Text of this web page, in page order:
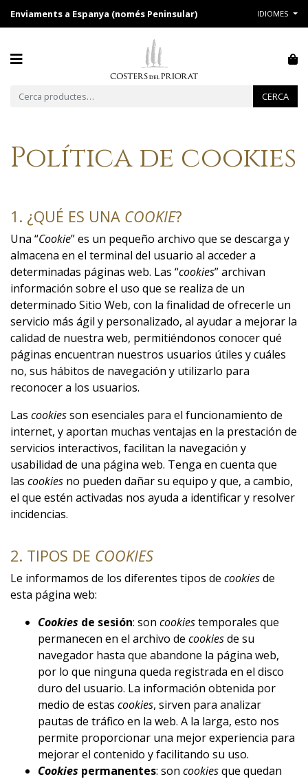
IDIOMES
Enviaments a Espanya (només Peninsular)
Cerca: CERCA
Política de cookies
1. ¿QUÉ ES UNA COOKIE?
Una “Cookie” es un pequeño archivo que se descarga y
almacena en el terminal del usuario al acceder a
determinadas páginas web. Las “cookies” archivan
información sobre el uso que se realiza de un
determinado Sitio Web, con la finalidad de ofrecerle un
servicio más ágil y personalizado, al ayudar a mejorar la
calidad de nuestra web, permitiéndonos conocer qué
páginas encuentran nuestros usuarios útiles y cuáles
no, sus hábitos de navegación y utilizarlo para
reconocer a los usuarios.
Las cookiesson esenciales para el funcionamiento de
internet, y aportan muchas ventajas en la prestación de
servicios interactivos, facilitan la navegación y
usabilidad de una página web. Tenga en cuenta que
las cookies no pueden dañar su equipo y que, a cambio,
el que estén activadas nos ayuda a identificar y resolver
incidencias.
2. TIPOS DE COOKIES
Le informamos de los diferentes tipos de cookiesde
esta página web:
Cookies de sesión: son cookiestemporales que
permanecen en el archivo de cookiesde su
navegador hasta que abandone la página web,
por lo que ninguna queda registrada en el disco
duro del usuario. La información obtenida por
medio de estas cookies, sirven para analizar
pautas de tráfico en la web. A la larga, esto nos
permite proporcionar una mejor experiencia para
mejorar el contenido y facilitando su uso.
Cookies permanentes: son cookiesque quedan